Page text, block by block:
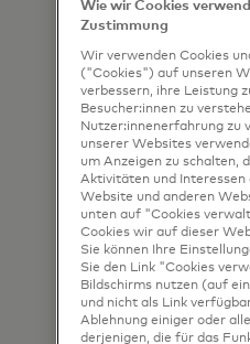
that I am also
contacted by
marketing
understand that
withdraw my
free of charge,
link provided in
I acknowledge
data will be
accordance with
Mastercard’s
Wie wir Cookies
Zustimmung
Wir verwenden Cookies
("Cookies") auf unseren
verbessern, ihre Leistung
Besucher:innen zu
Nutzer:innenerfahrung zu
unserer Websites
um Anzeigen zu schalten,
Aktivitäten und Interessen
Website und anderen
unten auf "Cookies
Cookies wir auf dieser
Sie können Ihre
Sie den Link "Cookies
Bildschirms nutzen (auf
und nicht als Link
Ablehnung einiger oder
derjenigen, die für das